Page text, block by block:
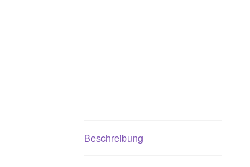
Beschreibung